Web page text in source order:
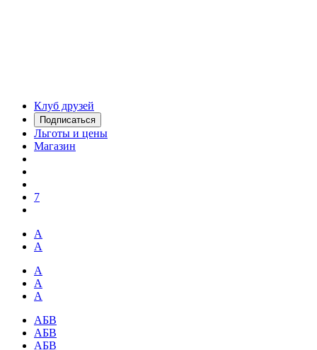
Клуб друзей
Подписаться
Льготы и цены
Магазин
7
А
А
А
А
А
АБВ
АБВ
АБВ